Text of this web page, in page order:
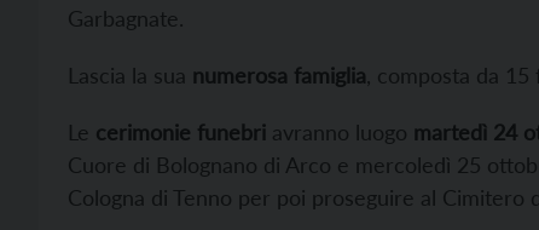
Garbagnate.
Lascia la sua numerosa famiglia , composta da
Le cerimonie funebri avranno luogo martedì 24
Cuore di Bolognano di Arco e mercoledì 25
Cologna di Tenno per poi proseguire al Cimitero